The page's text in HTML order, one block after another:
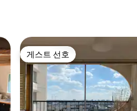
게스트 선호
게스트 선호